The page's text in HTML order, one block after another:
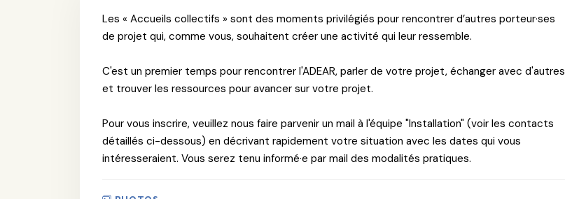
Les « Accueils collectifs » sont des moments privilégiés pour rencontrer d’autres porteur·ses
de projet qui, comme vous, souhaitent créer une activité qui leur ressemble.
C'est un premier temps pour rencontrer l'ADEAR, parler de votre projet, échanger avec d'autres
et trouver les ressources pour avancer sur votre projet.
Pour vous inscrire, veuillez nous faire parvenir un mail à l'équipe "Installation" (voir les contacts
détaillés ci-dessous) en décrivant rapidement votre situation avec les dates qui vous
intéresseraient. Vous serez tenu informé·e par mail des modalités pratiques.